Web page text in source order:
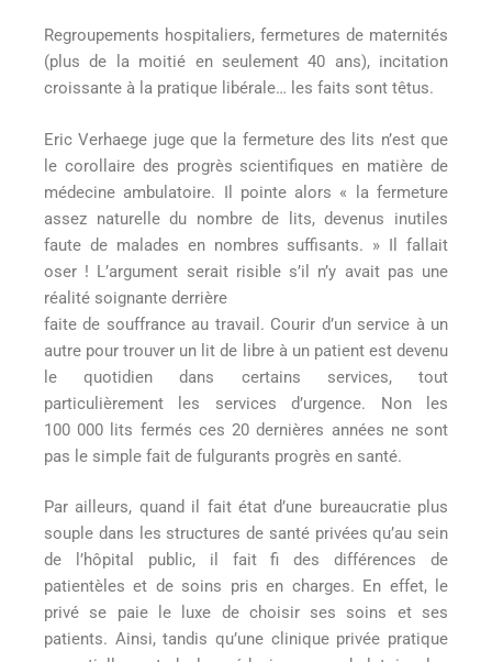
Regroupements hospitaliers, fermetures de maternités
(plus de la moitié en seulement 40 ans), incitation
croissante à la pratique libérale… les faits sont têtus.
Eric Verhaege juge que la fermeture des lits n’est que
le corollaire des progrès scientifiques en matière de
médecine ambulatoire. Il pointe alors « la fermeture
assez naturelle du nombre de lits, devenus inutiles
faute de malades en nombres suffisants. » Il fallait
oser ! L’argument serait risible s’il n’y avait pas une
réalité soignante derrière
faite de souffrance au travail. Courir d’un service à un
autre pour trouver un lit de libre à un patient est devenu
le quotidien dans certains services, tout
particulièrement les services d’urgence. Non les
100 000 lits fermés ces 20 dernières années ne sont
pas le simple fait de fulgurants progrès en santé.
Par ailleurs, quand il fait état d’une bureaucratie plus
souple dans les structures de santé privées qu’au sein
de l’hôpital public, il fait fi des différences de
patientèles et de soins pris en charges. En effet, le
privé se paie le luxe de choisir ses soins et ses
patients. Ainsi, tandis qu’une clinique privée pratique